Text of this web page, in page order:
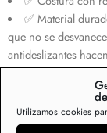
Utilizamos cookies
✅ Material
que no se
antideslizantes
alto tráfico. Con alta
✅ Esta
garantiza la